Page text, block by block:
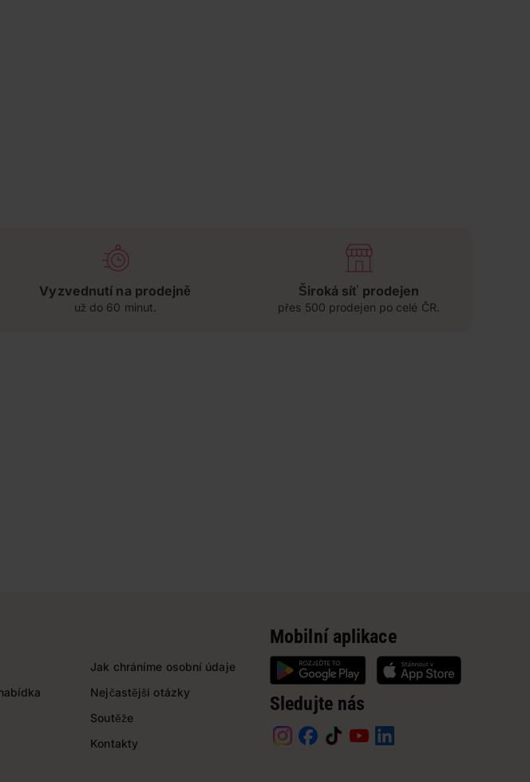
Vyzvednutí na prodejně
už do 60 minut.
Široká síť prodejen
přes 500 prodejen po celé ČR.
Jak chráníme osobní údaje
Nejčastější otázky
Soutěže
Kontakty
Mobilní aplikace
Sledujte nás